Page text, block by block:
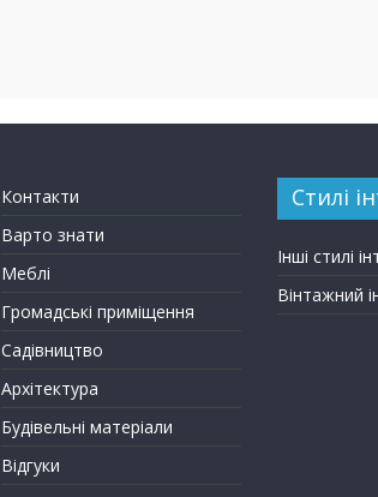
Контакти
Варто знати
Меблі
Громадські приміщення
Садівництво
Архітектура
Будівельні матеріали
Відгуки
Стилі
Інші стилі
Вінтажний